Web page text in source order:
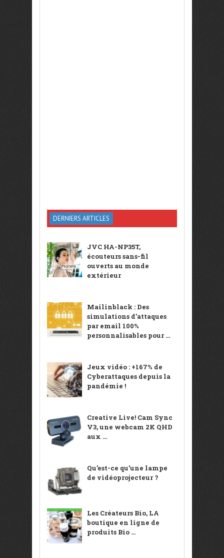
DERNIERS ARTICLES
JVC HA-NP35T,
écouteurs sans-fil
ouverts au monde
extérieur
Mailinblack : Des
simulations d’attaques
par email 100%
personnalisables pour ...
Jeux vidéo : +167% de
Cyberattaques depuis la
pandémie !
Creative Live! Cam Sync
V3, une webcam 2K QHD
aux ...
Qu’est-ce qu’une lampe
de vidéoprojecteur ?
Les Créateurs Bio, LA
boutique en ligne de
produits Bio ...